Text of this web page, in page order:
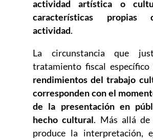
actividad artística o
características propias
actividad.
La circunstancia que
tratamiento fiscal específico
rendimientos del trabajo
corresponden con el
de la presentación en
hecho cultural. Más allá de
produce la interpretación,